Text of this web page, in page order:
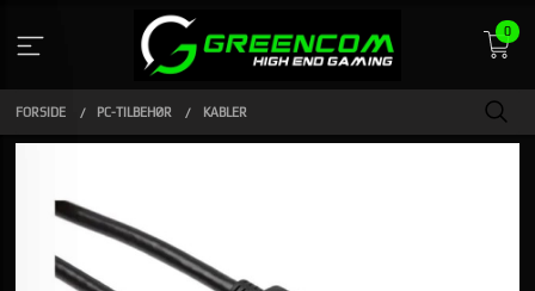
indhold
0
FORSIDE PC-TILBEHØR KABLER